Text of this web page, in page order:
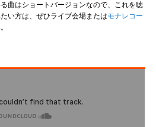
曲はショートバージョンなので、これを聴
い方は、ぜひライブ会場またはモナレコー